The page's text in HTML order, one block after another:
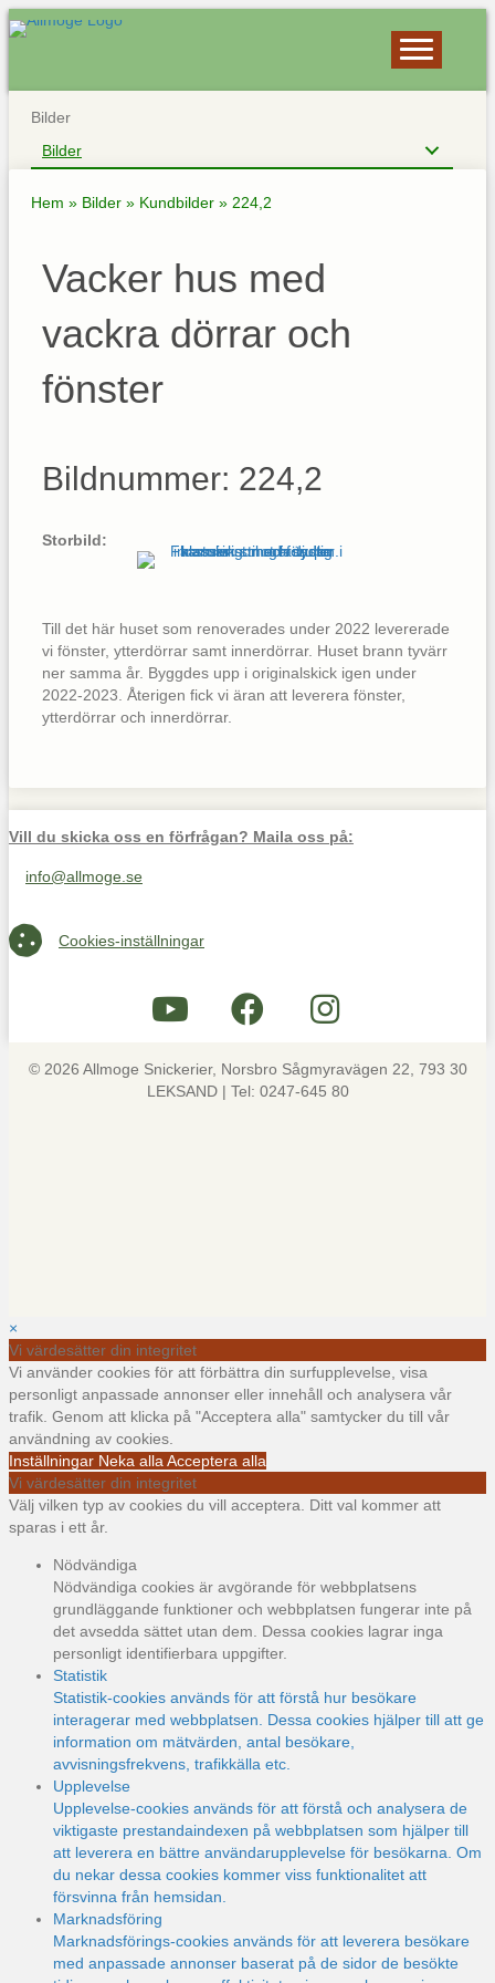
Bilder
Bilder
Hem » Bilder » Kundbilder » 224,2
Vacker hus med
vackra dörrar och
fönster
Bildnummer: 224,2
Storbild:
Till det här huset som renoverades under 2022 levererade
vi fönster, ytterdörrar samt innerdörrar. Huset brann tyvärr
ner samma år. Byggdes upp i originalskick igen under
2022-2023. Återigen fick vi äran att leverera fönster,
ytterdörrar och innerdörrar.
Vill du skicka oss en förfrågan? Maila oss på:
Maila oss på info@allmoge.se
info@allmoge.se
Cookies-inställningar
Cookies-inställningar
© 2026 Allmoge Snickerier, Norsbro Sågmyravägen 22, 793 30
LEKSAND | Tel: 0247-645 80
×
Vi värdesätter din integritet
Vi använder cookies för att förbättra din surfupplevelse, visa
personligt anpassade annonser eller innehåll och analysera vår
trafik. Genom att klicka på "Acceptera alla" samtycker du till vår
användning av cookies.
Inställningar Neka alla Acceptera alla
Vi värdesätter din integritet
Välj vilken typ av cookies du vill acceptera. Ditt val kommer att
sparas i ett år.
Nödvändiga
Nödvändiga cookies är avgörande för webbplatsens
grundläggande funktioner och webbplatsen fungerar inte på
det avsedda sättet utan dem. Dessa cookies lagrar inga
personligt identifierbara uppgifter.
Statistik
Statistik-cookies används för att förstå hur besökare
interagerar med webbplatsen. Dessa cookies hjälper till att ge
information om mätvärden, antal besökare,
avvisningsfrekvens, trafikkälla etc.
Upplevelse
Upplevelse-cookies används för att förstå och analysera de
viktigaste prestandaindexen på webbplatsen som hjälper till
att leverera en bättre användarupplevelse för besökarna. Om
du nekar dessa cookies kommer viss funktionalitet att
försvinna från hemsidan.
Marknadsföring
Marknadsförings-cookies används för att leverera besökare
med anpassade annonser baserat på de sidor de besökte